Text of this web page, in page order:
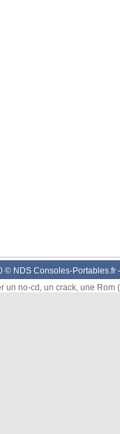
© NDS Consoles-Portables.fr
un no-cd, un crack, une